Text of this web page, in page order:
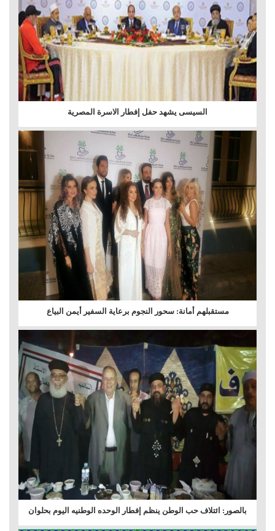
السيسى يشهد حفل إفطار الاسرة المصرية
مستقبلهم أمانة: سحور النجوم برعاية السفير أيمن البياع
بالصور: ائتلاف حب الوطن ينظم إفطار الوحده الوطنيه اليوم بحلوان